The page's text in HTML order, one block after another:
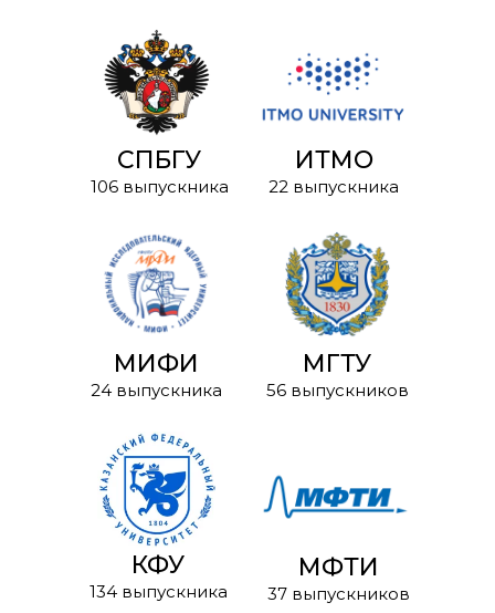
СПБГУ
106 выпускника
МИФИ
24 выпускника
МГТУ
56 выпускников
КФУ
134 выпускника
МФТИ
37 выпускников
ИТМО
22 выпускника